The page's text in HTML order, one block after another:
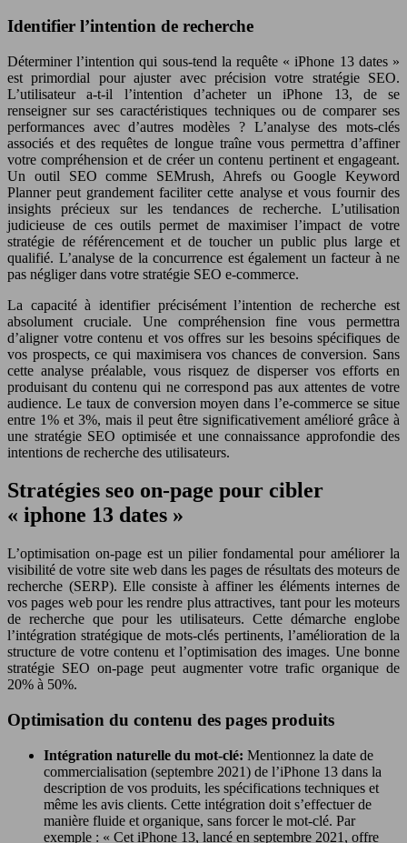
Identifier l’intention de recherche
Déterminer l’intention qui sous-tend la requête « iPhone 13 dates »
est primordial pour ajuster avec précision votre stratégie SEO.
L’utilisateur a-t-il l’intention d’acheter un iPhone 13, de se
renseigner sur ses caractéristiques techniques ou de comparer ses
performances avec d’autres modèles ? L’analyse des mots-clés
associés et des requêtes de longue traîne vous permettra d’affiner
votre compréhension et de créer un contenu pertinent et engageant.
Un outil SEO comme SEMrush, Ahrefs ou Google Keyword
Planner peut grandement faciliter cette analyse et vous fournir des
insights précieux sur les tendances de recherche. L’utilisation
judicieuse de ces outils permet de maximiser l’impact de votre
stratégie de référencement et de toucher un public plus large et
qualifié. L’analyse de la concurrence est également un facteur à ne
pas négliger dans votre stratégie SEO e-commerce.
La capacité à identifier précisément l’intention de recherche est
absolument cruciale. Une compréhension fine vous permettra
d’aligner votre contenu et vos offres sur les besoins spécifiques de
vos prospects, ce qui maximisera vos chances de conversion. Sans
cette analyse préalable, vous risquez de disperser vos efforts en
produisant du contenu qui ne correspond pas aux attentes de votre
audience. Le taux de conversion moyen dans l’e-commerce se situe
entre 1% et 3%, mais il peut être significativement amélioré grâce à
une stratégie SEO optimisée et une connaissance approfondie des
intentions de recherche des utilisateurs.
Stratégies seo on-page pour cibler
« iphone 13 dates »
L’optimisation on-page est un pilier fondamental pour améliorer la
visibilité de votre site web dans les pages de résultats des moteurs de
recherche (SERP). Elle consiste à affiner les éléments internes de
vos pages web pour les rendre plus attractives, tant pour les moteurs
de recherche que pour les utilisateurs. Cette démarche englobe
l’intégration stratégique de mots-clés pertinents, l’amélioration de la
structure de votre contenu et l’optimisation des images. Une bonne
stratégie SEO on-page peut augmenter votre trafic organique de
20% à 50%.
Optimisation du contenu des pages produits
Intégration naturelle du mot-clé: Mentionnez la date de
commercialisation (septembre 2021) de l’iPhone 13 dans la
description de vos produits, les spécifications techniques et
même les avis clients. Cette intégration doit s’effectuer de
manière fluide et organique, sans forcer le mot-clé. Par
exemple : « Cet iPhone 13, lancé en septembre 2021, offre